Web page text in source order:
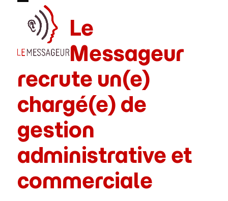
content
Open
mobile
menu
Close
mobile
menu
Le
Messageur
recrute un(e)
chargé(e) de
gestion
administrative et
commerciale